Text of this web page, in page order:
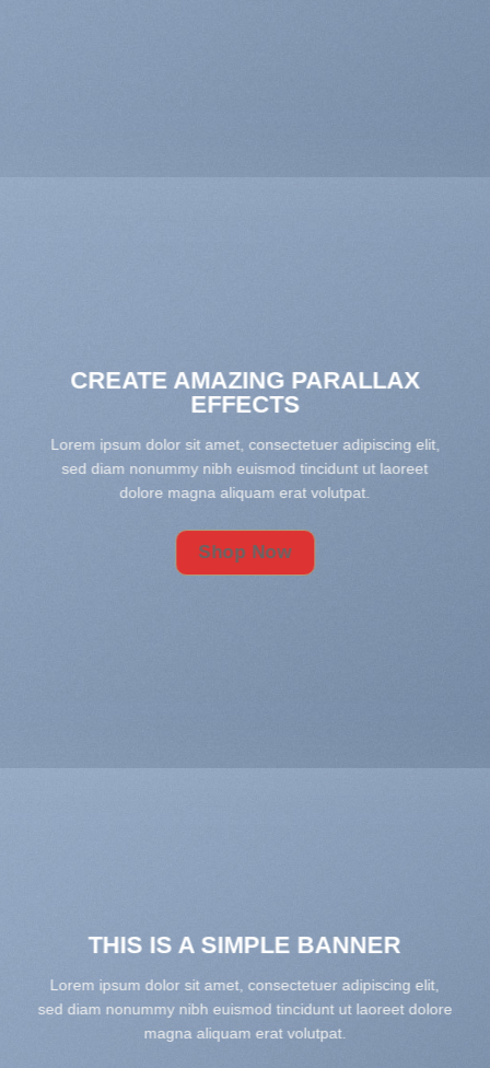
CREATE AMAZING PARALLAX
EFFECTS
Lorem ipsum dolor sit amet, consectetuer adipiscing elit,
sed diam nonummy nibh euismod tincidunt ut laoreet
dolore magna aliquam erat volutpat.
Shop Now
THIS IS A SIMPLE BANNER
Lorem ipsum dolor sit amet, consectetuer adipiscing elit,
sed diam nonummy nibh euismod tincidunt ut laoreet dolore
magna aliquam erat volutpat.